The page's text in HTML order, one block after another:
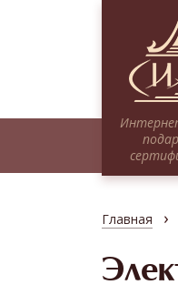
Тайские
Миксы
Программы
Главная ›